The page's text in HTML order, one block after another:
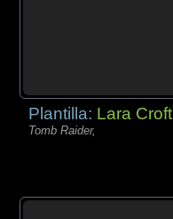
Plantilla: Lara Croft
Tomb Raider,